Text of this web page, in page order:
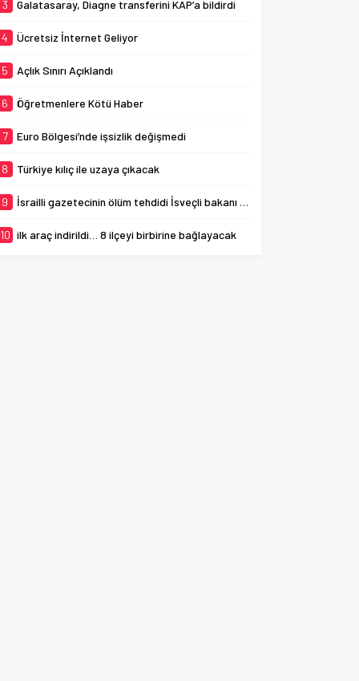
3 Galatasaray, Diagne transferini KAP’a bildirdi
4 Ücretsiz İnternet Geliyor
5 Açlık Sınırı Açıklandı
6 Öğretmenlere Kötü Haber
7 Euro Bölgesi’nde işsizlik değişmedi
8 Türkiye kılıç ile uzaya çıkacak
9 İsrailli gazetecinin ölüm tehdidi İsveçli bakanı ağlattı
10 ilk araç indirildi… 8 ilçeyi birbirine bağlayacak